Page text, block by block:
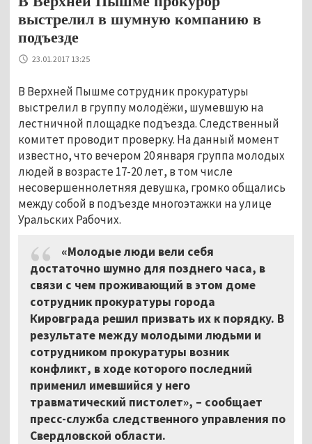
выстрелил в шумную компанию в
подъезде
23.01.2017 13:25
В Верхней Пышме сотрудник прокуратуры
выстрелил в группу молодёжи, шумевшую на
лестничной площадке подъезда. Следственный
комитет проводит проверку. На данный момент
известно, что вечером 20 января группа молодых
людей в возрасте 17-20 лет, в том числе
несовершеннолетняя девушка, громко общались
между собой в подъезде многоэтажки на улице
Уральских Рабочих.
«Молодые люди вели себя
достаточно шумно для позднего часа, в
связи с чем проживающий в этом доме
сотрудник прокуратуры города
Кировграда решил призвать их к порядку. В
результате между молодыми людьми и
сотрудником прокуратуры возник
конфликт, в ходе которого последний
применил имевшийся у него
травматический пистолет», – сообщает
пресс-служба следственного управления по
Свердловской области.